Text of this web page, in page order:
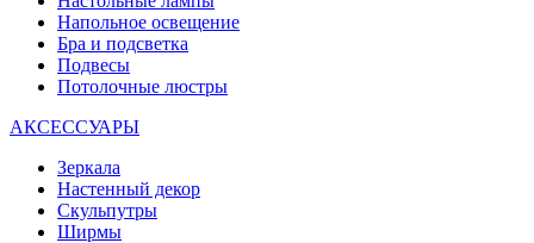
Напольное освещение
Бра и подсветка
Подвесы
Потолочные люстры
АКСЕССУАРЫ
Зеркала
Настенный декор
Скульпутры
Ширмы